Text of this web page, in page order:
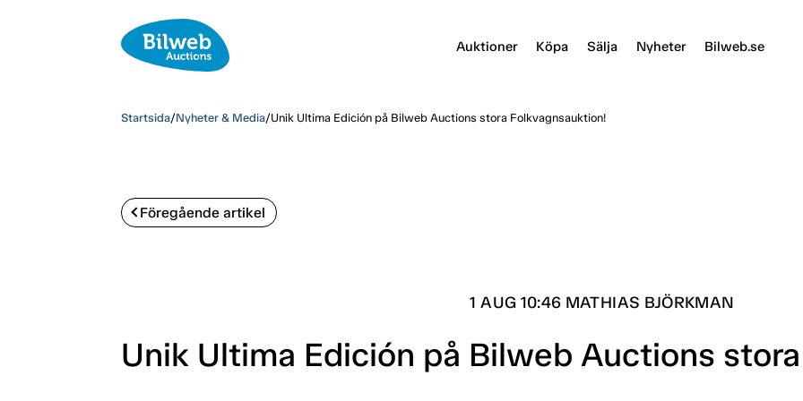
Auktioner Köpa Sälja Nyheter Bilweb.se
Startsida/Nyheter & Media/Unik Ultima Edición på Bilweb Auctions stora Folkvagnsauktion!
Föregående artikel
1 AUG 10:46 MATHIAS BJÖRKMAN
Unik Ultima Edición på Bilweb Auctions